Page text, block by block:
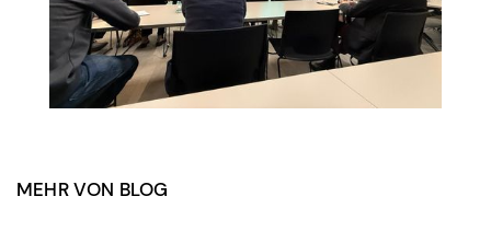
MEHR VON BLOG